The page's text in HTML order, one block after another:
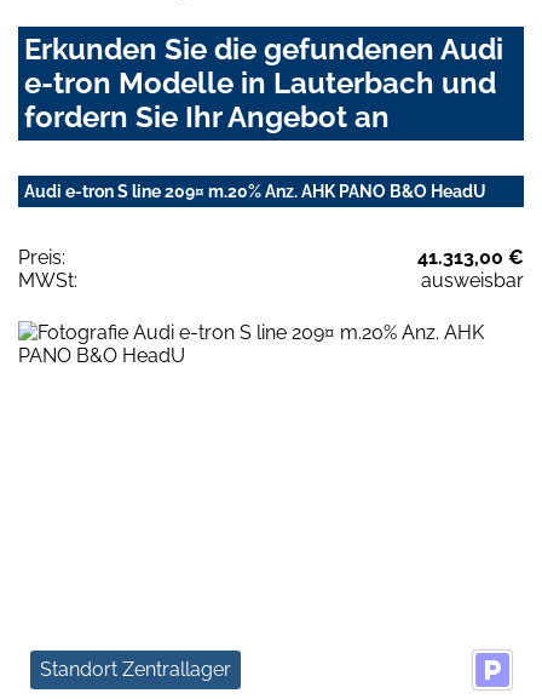
Erkunden Sie die gefundenen Audi
e-tron Modelle in Lauterbach und
fordern Sie Ihr Angebot an
Audi e-tron S line 209¤ m.20% Anz. AHK PANO B&O HeadU
Preis:
41.313,00 €
MWSt:
ausweisbar
Standort Zentrallager